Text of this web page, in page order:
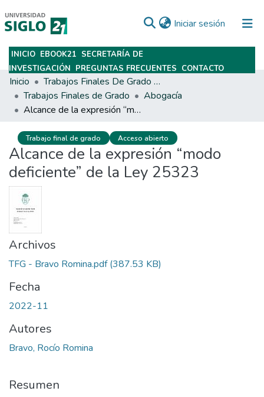
Iniciar sesión (current)
Subir
INICIO EBOOK21 SECRETARÍA DE
INVESTIGACIÓN PREGUNTAS FRECUENTES CONTACTO
Inicio
Trabajos Finales De Grado Y Posgrado
Trabajos Finales de Grado
Abogacía
Alcance de la expresión “modo deficiente” de la Ley 25323
Trabajo final de grado Acceso abierto
Alcance de la expresión “modo
deficiente” de la Ley 25323
Archivos
TFG - Bravo Romina.pdf(387.53 KB)
Fecha
2022-11
Autores
Bravo, Rocío Romina
Resumen